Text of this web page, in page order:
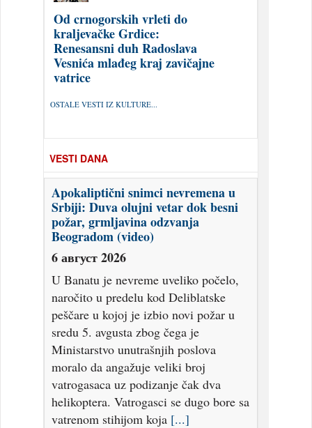
Od crnogorskih vrleti do
kraljevačke Grdice:
Renesansni duh Radoslava
Vesnića mlađeg kraj zavičajne
vatrice
OSTALE VESTI IZ KULTURE...
VESTI DANA
Apokaliptični snimci nevremena u
Srbiji: Duva olujni vetar dok besni
požar, grmljavina odzvanja
Beogradom (video)
6 август 2026
U Banatu je nevreme uveliko počelo,
naročito u predelu kod Deliblatske
peščare u kojoj je izbio novi požar u
sredu 5. avgusta zbog čega je
Ministarstvo unutrašnjih poslova
moralo da angažuje veliki broj
vatrogasaca uz podizanje čak dva
helikoptera. Vatrogasci se dugo bore sa
vatrenom stihijom koja [...]